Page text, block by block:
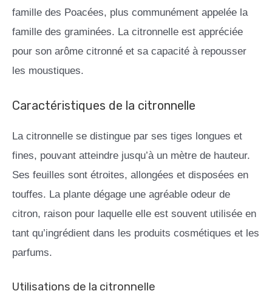
famille des Poacées, plus communément appelée la
famille des graminées. La citronnelle est appréciée
pour son arôme citronné et sa capacité à repousser
les moustiques.
Caractéristiques de la citronnelle
La citronnelle se distingue par ses tiges longues et
fines, pouvant atteindre jusqu’à un mètre de hauteur.
Ses feuilles sont étroites, allongées et disposées en
touffes. La plante dégage une agréable odeur de
citron, raison pour laquelle elle est souvent utilisée en
tant qu’ingrédient dans les produits cosmétiques et les
parfums.
Utilisations de la citronnelle